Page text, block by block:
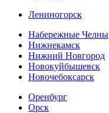
Лениногорск
Набережные Челны
Нижнекамск
Нижний Новгород
Новокуйбышевск
Новочебоксарск
Оренбург
Орск